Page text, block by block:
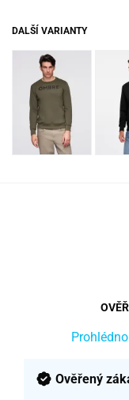
DALŠÍ VARIANTY
Ověřený